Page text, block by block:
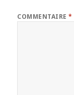
COMMENTAIRE*